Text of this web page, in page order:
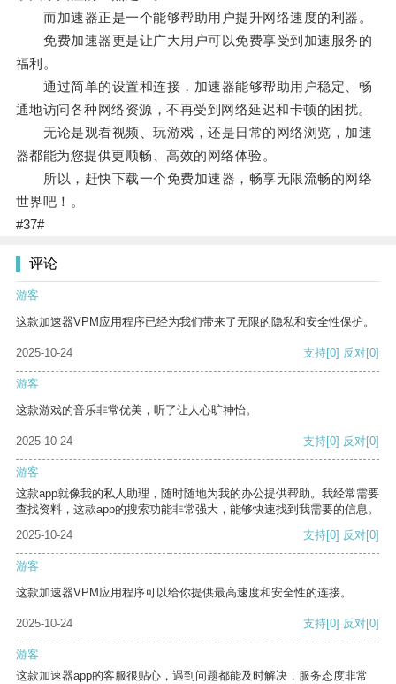
而加速器正是一个能够帮助用户提升网络速度的利器。
免费加速器更是让广大用户可以免费享受到加速服务的
福利。
通过简单的设置和连接，加速器能够帮助用户稳定、畅
通地访问各种网络资源，不再受到网络延迟和卡顿的困扰。
无论是观看视频、玩游戏，还是日常的网络浏览，加速
器都能为您提供更顺畅、高效的网络体验。
所以，赶快下载一个免费加速器，畅享无限流畅的网络
世界吧！。
#37#
评论
游客
这款加速器VPM应用程序已经为我们带来了无限的隐私和安全性保护。
2025-10-24 支持[0] 反对[0]
游客
这款游戏的音乐非常优美，听了让人心旷神怡。
2025-10-24 支持[0] 反对[0]
游客
这款app就像我的私人助理，随时随地为我的办公提供帮助。我经常需要
查找资料，这款app的搜索功能非常强大，能够快速找到我需要的信息。
2025-10-24
支持[0] 反对[0]
游客
这款加速器VPM应用程序可以给你提供最高速度和安全性的连接。
2025-10-24 支持[0] 反对[0]
游客
这款加速器app的客服很贴心，遇到问题都能及时解决，服务态度非常